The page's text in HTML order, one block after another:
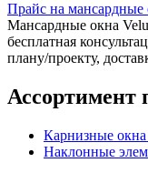
Прайс на мансардные
Мансардные окна
бесплатная
плану/проекту,
Ассортимент
Карнизные
Наклонные